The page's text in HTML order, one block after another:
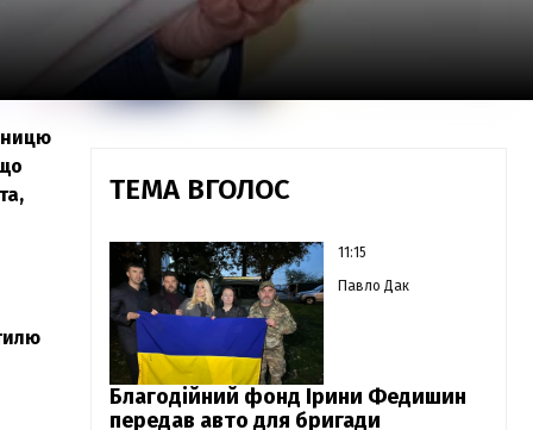
ТЕМА ВГОЛОС
11:15
Павло Дак
Благодійний фонд Ірини Федишин
передав авто для бригади